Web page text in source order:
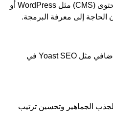
يمكن أن يساعدك نظام إدارة المحتوى (CMS) مثل WordPress أو
يمكن أن يساعدك مكون SEO الإضافي مثل Yoast SEO في
الجماهير وتحسين ترتيب